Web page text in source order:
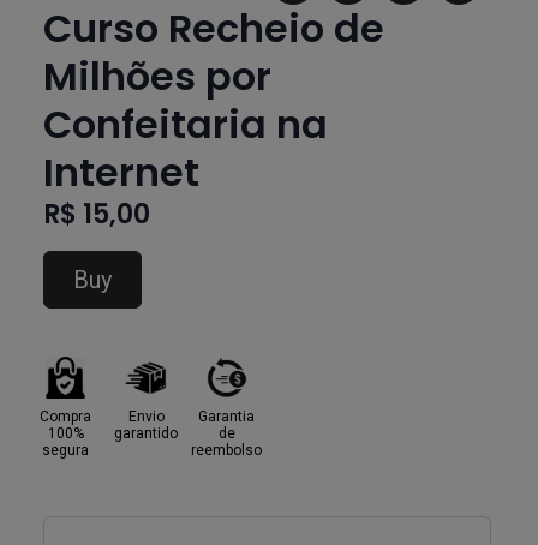
Curso Recheio de
Milhões por
Confeitaria na
Internet
R$ 15,00
Buy
Compra
100%
segura
Envio
garantido
Garantia
de
reembolso